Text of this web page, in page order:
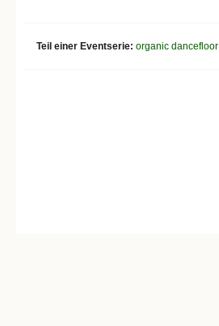
Teil einer Eventserie: organic dancefloor